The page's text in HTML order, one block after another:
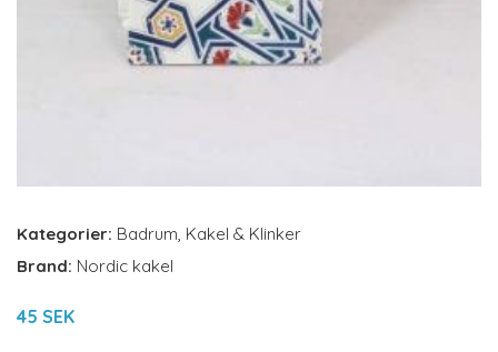
Kategorier: Badrum, Kakel & Klinker
Brand: Nordic kakel
45 SEK